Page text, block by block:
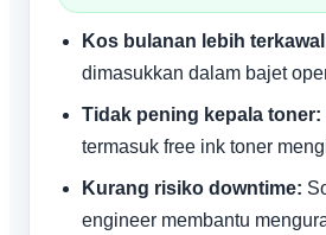
Kos bulanan lebih
dimasukkan dalam bajet
Tidak pening kepala toner:
termasuk free ink toner
Kurang risiko downtime:
engineer membantu